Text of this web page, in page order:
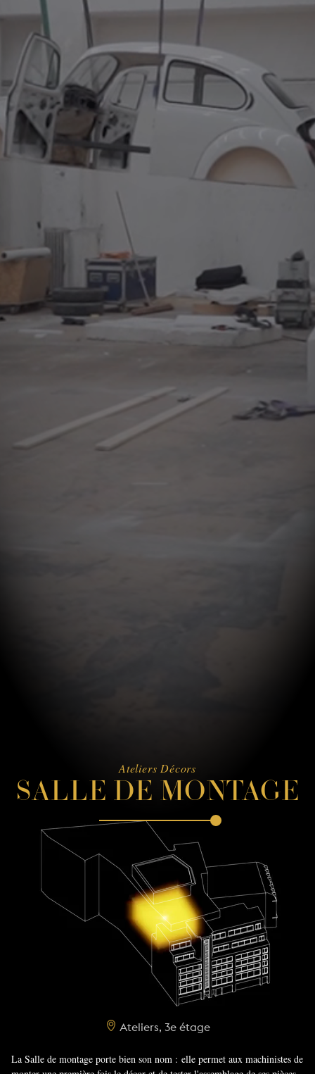
Ateliers Décors
SALLE DE MONTAGE
Ateliers, 3e étage
La Salle de montage porte bien son nom : elle permet aux machinistes de